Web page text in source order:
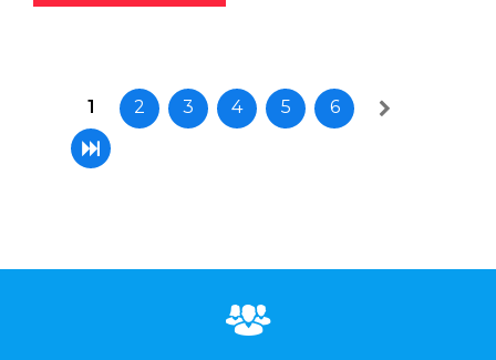
1 2 3 4 5 6